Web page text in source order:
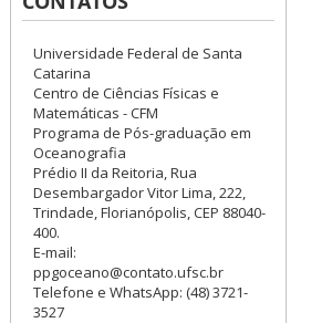
Universidade Federal de Santa
Catarina
Centro de Ciências Físicas e
Matemáticas - CFM
Programa de Pós-graduação em
Oceanografia
Prédio II da Reitoria, Rua
Desembargador Vitor Lima, 222,
Trindade, Florianópolis, CEP 88040-
400.
E-mail:
ppgoceano@contato.ufsc.br
Telefone e WhatsApp: (48) 3721-
3527